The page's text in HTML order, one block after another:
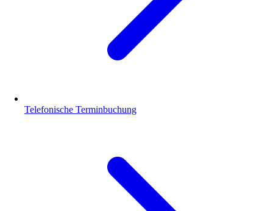
Telefonische Terminbuchung